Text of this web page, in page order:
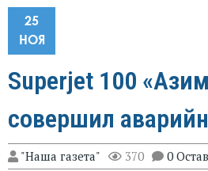
25
НОЯ
Superjet 100
совершил
"Наша газета" 370 0